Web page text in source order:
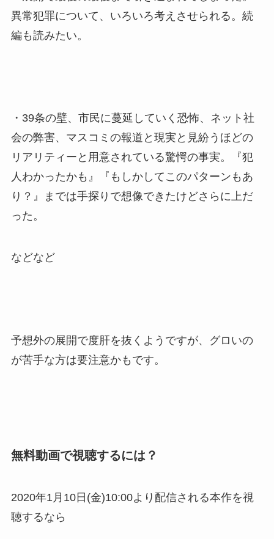
異常犯罪について、いろいろ考えさせられる。続
編も読みたい。
・39条の壁、市民に蔓延していく恐怖、ネット社
会の弊害、マスコミの報道と現実と見紛うほどの
リアリティーと用意されている驚愕の事実。『犯
人わかったかも』『もしかしてこのパターンもあ
り？』までは手探りで想像できたけどさらに上だ
った。
などなど
予想外の展開で度肝を抜くようですが、グロいの
が苦手な方は要注意かもです。
無料動画で視聴するには？
2020年1月10日(金)10:00より配信される本作を視
聴するなら